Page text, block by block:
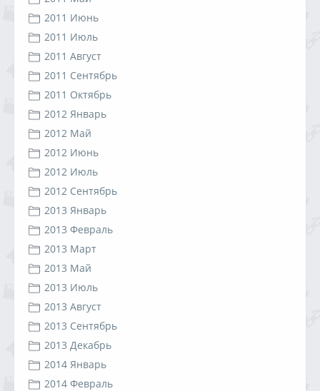
2011 Июнь
2011 Июль
2011 Август
2011 Сентябрь
2011 Октябрь
2012 Январь
2012 Май
2012 Июнь
2012 Июль
2012 Сентябрь
2013 Январь
2013 Февраль
2013 Март
2013 Май
2013 Июль
2013 Август
2013 Сентябрь
2013 Декабрь
2014 Январь
2014 Февраль